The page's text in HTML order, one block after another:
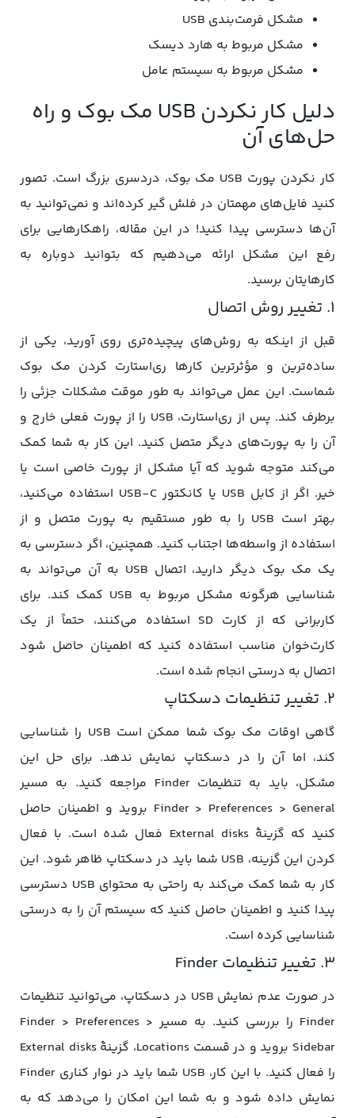
مشکل فرمت‌بندی USB
مشکل مربوط به هارد دیسک
مشکل مربوط به سیستم عامل
دلیل کار نکردن USB مک بوک و راه
حل‌های آن
کار نکردن پورت USB مک بوک، دردسری بزرگ است. تصور
کنید فایل‌های مهمتان در فلش گیر کرده‌اند و نمی‌توانید به
آن‌ها دسترسی پیدا کنید! در این مقاله، راهکارهایی برای
رفع این مشکل ارائه می‌دهیم که بتوانید دوباره به
کارهایتان برسید.
1. تغییر روش اتصال
قبل از اینکه به روش‌های پیچیده‌تری روی آورید، یکی از
ساده‌ترین و مؤثرترین کارها ری‌استارت کردن مک بوک
شماست. این عمل می‌تواند به طور موقت مشکلات جزئی را
برطرف کند. پس از ری‌استارت، USB را از پورت فعلی خارج و
آن را به پورت‌های دیگر متصل کنید. این کار به شما کمک
می‌کند متوجه شوید که آیا مشکل از پورت خاصی است یا
خیر. اگر از کابل USB یا کانکتور USB-C استفاده می‌کنید،
بهتر است USB را به طور مستقیم به پورت متصل و از
استفاده از واسطه‌ها اجتناب کنید. همچنین، اگر دسترسی به
یک مک بوک دیگر دارید، اتصال USB به آن می‌تواند به
شناسایی هرگونه مشکل مربوط به USB کمک کند. برای
کاربرانی که از کارت SD استفاده می‌کنند، حتماً از یک
کارت‌خوان مناسب استفاده کنید که اطمینان حاصل شود
اتصال به درستی انجام شده است.
2. تغییر تنظیمات دسکتاپ
گاهی اوقات مک بوک شما ممکن است USB را شناسایی
کند، اما آن را در دسکتاپ نمایش ندهد. برای حل این
مشکل، باید به تنظیمات Finder مراجعه کنید. به مسیر
Finder > Preferences > General بروید و اطمینان حاصل
کنید که گزینۀ External disks فعال شده است. با فعال
کردن این گزینه، USB شما باید در دسکتاپ ظاهر شود. این
کار به شما کمک می‌کند به راحتی به محتوای USB دسترسی
پیدا کنید و اطمینان حاصل کنید که سیستم آن را به درستی
شناسایی کرده است.
3. تغییر تنظیمات Finder
در صورت عدم نمایش USB در دسکتاپ، می‌توانید تنظیمات
Finder را بررسی کنید. به مسیر Finder > Preferences >
Sidebar بروید و در قسمت Locations، گزینۀ External disks
را فعال کنید. با این کار، USB شما باید در نوار کناری Finder
نمایش داده شود و به شما این امکان را می‌دهد که به